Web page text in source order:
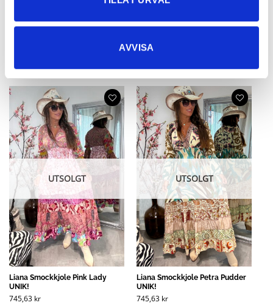
AVVISALiana Smockkjole Violetta UNIK!
745,63
UTSOLGT
Liana Smockkjole Pink Lady
UNIK!
745,63 kr
UTSOLGT
Liana Smockkjole Petra Pudder
UNIK!
745,63 kr